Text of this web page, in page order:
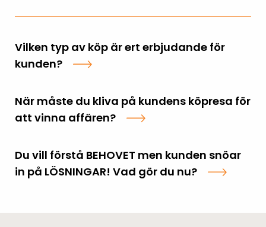
Vilken typ av köp är ert erbjudande för
kunden?
När måste du kliva på kundens köpresa för
att vinna affären?
Du vill förstå BEHOVET men kunden snöar
in på LÖSNINGAR! Vad gör du nu?